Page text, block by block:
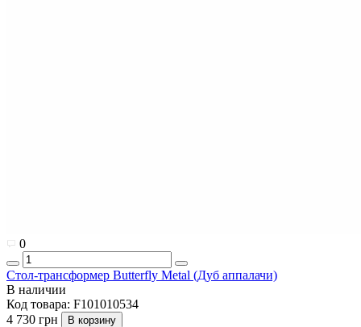
0
Стол-трансформер Butterfly Metal (Дуб аппалачи)
В наличии
Код товара: F101010534
4 730 грн
В корзину